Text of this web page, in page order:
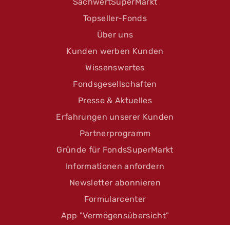
Topseller-Fonds
Über uns
Kunden werben Kunden
Wissenswertes
Fondsgesellschaften
Presse & Aktuelles
Erfahrungen unserer Kunden
Partnerprogramm
Gründe für FondsSuperMarkt
Informationen anfordern
Newsletter abonnieren
Formularcenter
App "Vermögensübersicht"